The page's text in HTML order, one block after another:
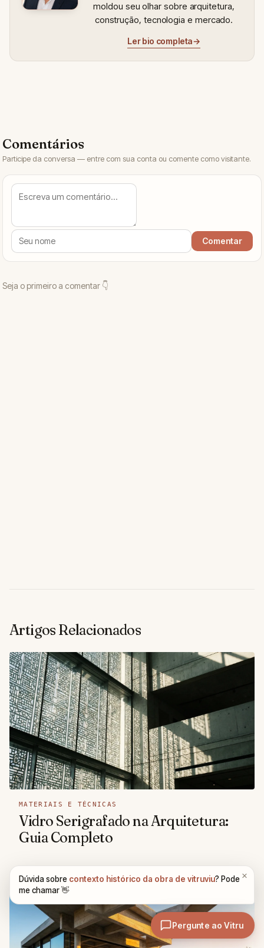
moldou seu olhar sobre arquitetura,
construção, tecnologia e mercado.
Ler bio completa→
Artigos Relacionados
MATERIAIS E TÉCNICAS
Vidro Serigrafado na Arquitetura:
Guia Completo